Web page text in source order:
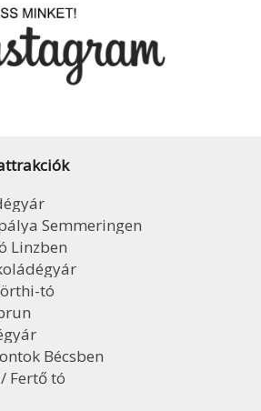
Semmeringen
Linzben
tó
Bécsben
Fertő tó